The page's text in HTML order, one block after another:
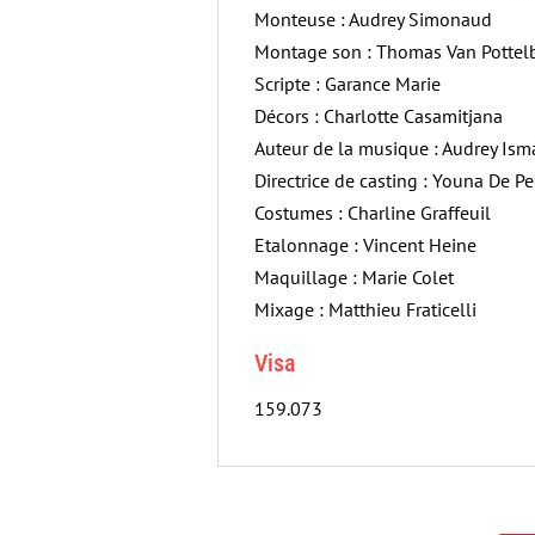
Monteuse : Audrey Simonaud
Montage son : Thomas Van
Scripte : Garance Marie
Décors : Charlotte Casamitjana
Auteur de la musique : Audrey
Directrice de casting : Youna De
Costumes : Charline Graffeuil
Etalonnage : Vincent Heine
Maquillage : Marie Colet
Mixage : Matthieu Fraticelli
Visa
159.073